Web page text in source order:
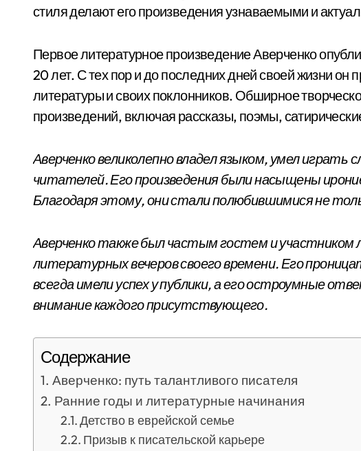
стиля делают его произведения узнаваемыми и
Первое литературное произведение Аверченко
20 лет. С тех пор и до последних дней своей жизни он
литературы и своих поклонников. Обширное
произведений, включая рассказы, поэмы,
Аверченко великолепно владел языком, умел играть
читателей. Его произведения были насыщены
Благодаря этому, они стали полюбившимися не
Аверченко также был частым гостем и участником
литературных вечеров своего времени. Его
всегда имели успех у публики, а его остроумные
внимание каждого присутствующего.
Содержание
Аверченко: путь талантливого писателя
Ранние годы и литературные начинания
Детство в еврейской семье
Призыв к писательской карьере